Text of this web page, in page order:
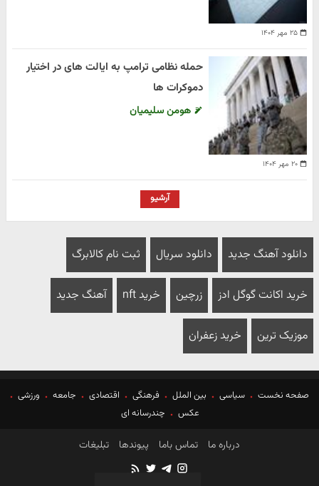
۲۵ مهر ۱۴۰۴
۲۰ مهر ۱۴۰۴
حمله نظامی ترامپ به ایالت های در اختیار
دموکرات ها
هومن سلیمیان
آرشیو
دانلود آهنگ جدید دانلود سریال ثبت نام کالابرگ
خرید اکانت گوگل ادز زرچین خرید nft آهنگ جدید
موزیک ترین خرید زعفران
صفحه نخست سیاسی بین الملل فرهنگی اقتصادی جامعه
ورزشی
عکس
چندرسانه ای
درباره ما تماس باما پیوندها تبلیغات